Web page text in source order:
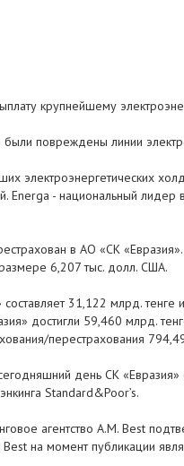
крупнейшему
повреждены линии
электроэнергетических
Energa - национальный
в АО «СК
6,207 тыс. долл. США.
31,122 млрд. тенге
достигли 59,460 млрд.
перестрахования
день СК
Standard&Poor’s.
агентство A.M. Best
на момент публикации